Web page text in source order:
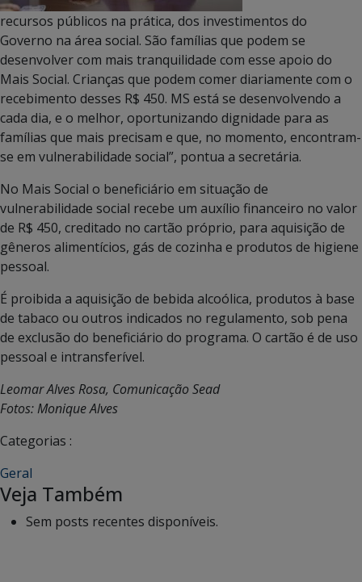
recursos públicos na prática, dos investimentos do
Governo na área social. São famílias que podem se
desenvolver com mais tranquilidade com esse apoio do
Mais Social. Crianças que podem comer diariamente com o
recebimento desses R$ 450. MS está se desenvolvendo a
cada dia, e o melhor, oportunizando dignidade para as
famílias que mais precisam e que, no momento, encontram-
se em vulnerabilidade social”, pontua a secretária.
No Mais Social o beneficiário em situação de
vulnerabilidade social recebe um auxílio financeiro no valor
de R$ 450, creditado no cartão próprio, para aquisição de
gêneros alimentícios, gás de cozinha e produtos de higiene
pessoal.
É proibida a aquisição de bebida alcoólica, produtos à base
de tabaco ou outros indicados no regulamento, sob pena
de exclusão do beneficiário do programa. O cartão é de uso
pessoal e intransferível.
Leomar Alves Rosa, Comunicação Sead
Fotos: Monique Alves
Categorias :
Geral
Veja Também
Sem posts recentes disponíveis.